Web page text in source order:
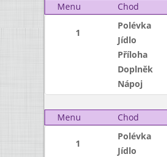
Menu
Chod
1
Polévka
Jídlo
Příloha
Doplněk
Nápoj
Menu
Chod
1
Polévka
Jídlo